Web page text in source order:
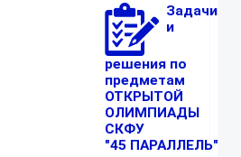
Задачи
и
решения по
предметам
ОТКРЫТОЙ
ОЛИМПИАДЫ
СКФУ
"45 ПАРАЛЛЕЛЬ"